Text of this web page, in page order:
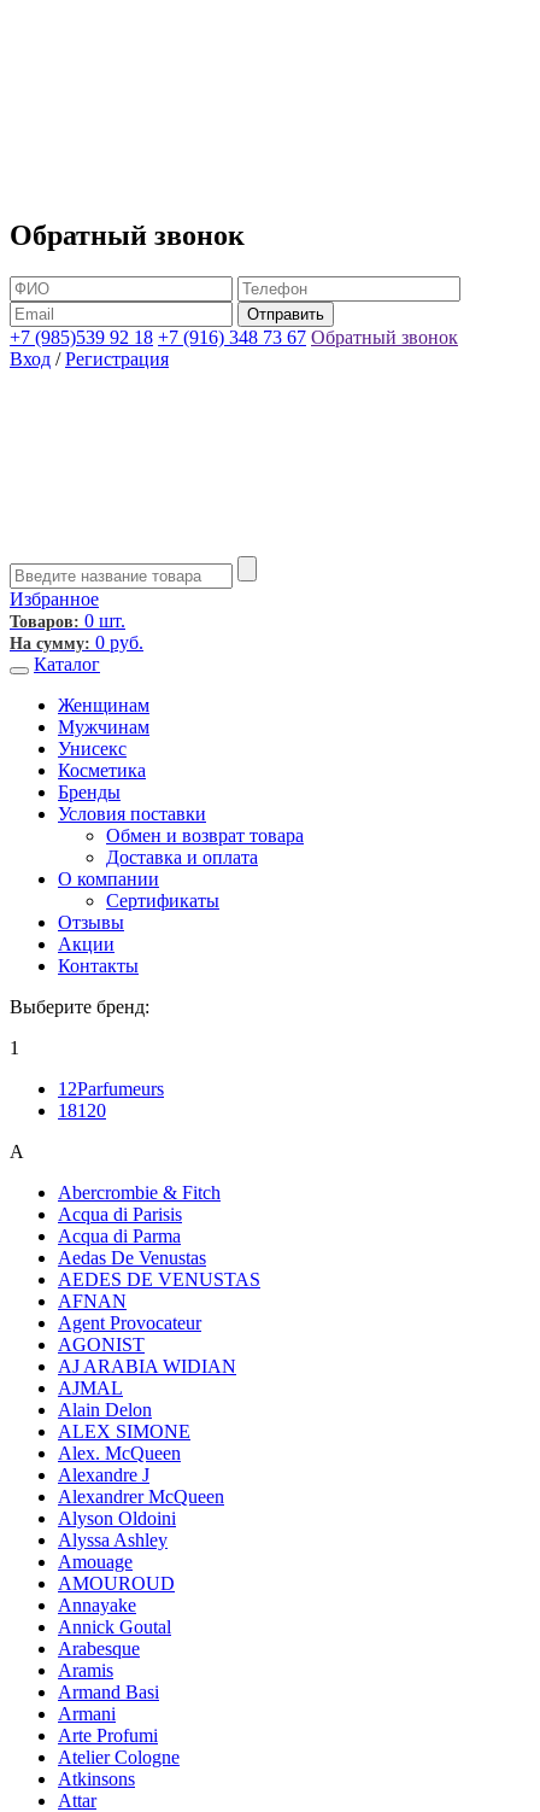
Обратный звонок
+7 (985)539 92 18 +7 (916) 348 73 67 Обратный звонок
Вход / Регистрация
Избранное
Товаров: 0 шт.
На сумму: 0 руб.
Каталог
Женщинам
Мужчинам
Унисекс
Косметика
Бренды
Условия поставки
Обмен и возврат товара
Доставка и оплата
О компании
Сертификаты
Отзывы
Акции
Контакты
Выберите бренд:
1
12Parfumeurs
18120
A
Abercrombie & Fitch
Acqua di Parisis
Acqua di Parma
Aedas De Venustas
AEDES DE VENUSTAS
AFNAN
Agent Provocateur
AGONIST
AJ ARABIA WIDIAN
AJMAL
Alain Delon
ALEX SIMONE
Alex. McQueen
Alexandre J
Alexandrer McQueen
Alyson Oldoini
Alyssa Ashley
Amouage
AMOUROUD
Annayake
Annick Goutal
Arabesque
Aramis
Armand Basi
Armani
Arte Profumi
Atelier Cologne
Atkinsons
Attar